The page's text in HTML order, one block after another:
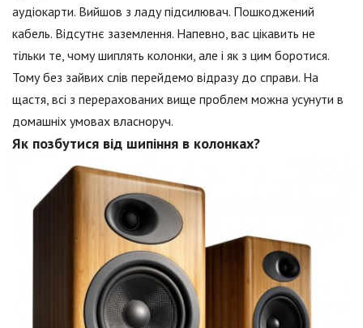
аудіокарти. Вийшов з ладу підсилювач. Пошкоджений
кабель. Відсутнє заземлення. Напевно, вас цікавить не
тільки те, чому шиплять колонки, але і як з цим боротися.
Тому без зайвих слів перейдемо відразу до справи. На
щастя, всі з перерахованих вище проблем можна усунути в
домашніх умовах власноруч.
Як позбутися від шипіння в колонках?